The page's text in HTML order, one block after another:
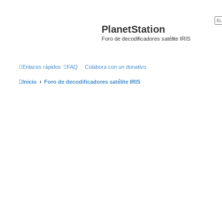
PlanetStation
Foro de decodificadores satélite IRIS
Enlaces rápidos FAQ Colabora con un donativo
Inicio Foro de decodificadores satélite IRIS